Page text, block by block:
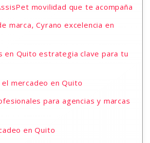
movilidad que te acompaña
marca, Cyrano excelencia en
en Quito estrategia clave para tu
mercadeo en Quito
para agencias y marcas
en Quito